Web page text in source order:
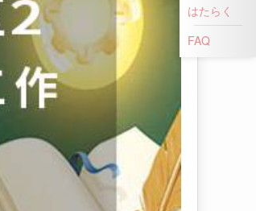
はたらく
FAQ